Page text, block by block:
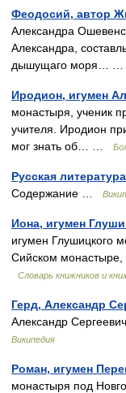
Феодосий, автор
Александра
Александра,
дышущаго моря… …
Иродион, игумен
монастыря, ученик
учителя. Иродион
мог знать об… …
Русская
Содержание …
Иона, игумен
игумен Глушицкого
Сийском монастыре,
Словарь книжников и
Герд, Александр
Александр
Википедия
Роман, игумен
монастыря под